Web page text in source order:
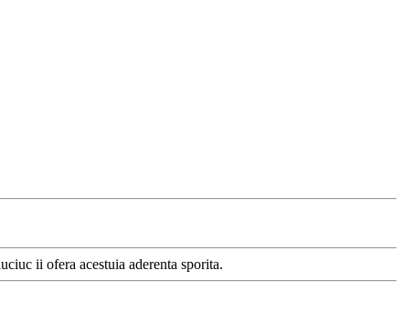
ii ofera acestuia aderenta sporita.